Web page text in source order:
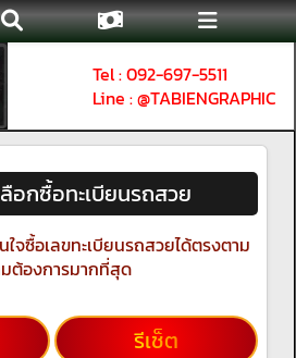
Tel : 092-697-5511
Line : @TABIENGRAPHIC
อกซื้อทะเบียนรถสวย
จซื้อเลขทะเบียนรถสวยได้ตรงตาม
ต้องการมากที่สุด
รีเช็ต